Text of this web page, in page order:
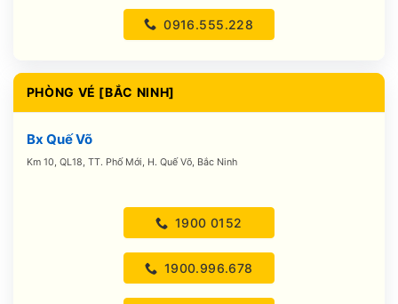
0916.555.228
PHÒNG VÉ [BẮC NINH]
Bx Quế Võ
Km 10, QL18, TT. Phố Mới, H. Quế Võ, Bắc Ninh
1900 0152
1900.996.678